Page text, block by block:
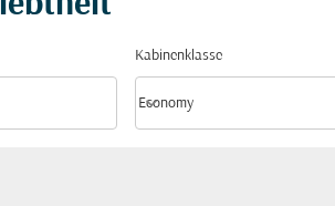
Kabinenklasse
Kabinenklasse option Economy
Economy
keyboard_arrow_down